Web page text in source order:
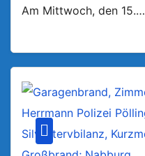
Am Mittwoch, den 15.…